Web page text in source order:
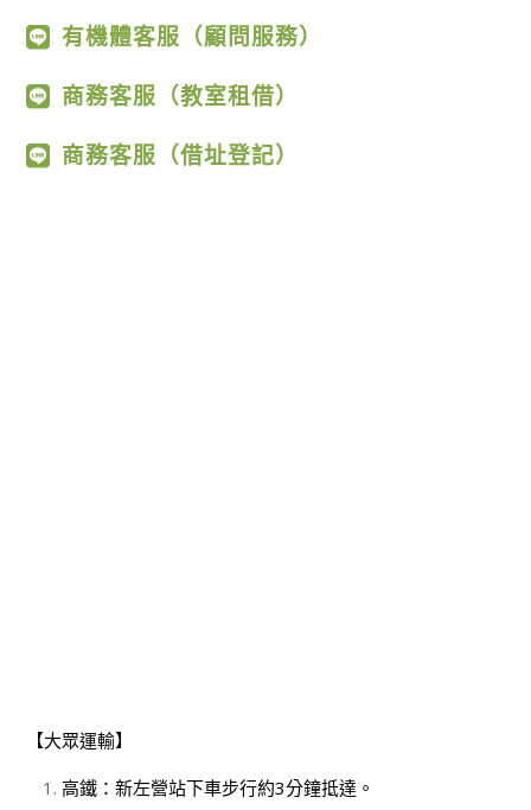
有機體客服（顧問服務）
商務客服（教室租借）
商務客服（借址登記）
【大眾運輸】
高鐵：新左營站下車步行約3分鐘抵達。